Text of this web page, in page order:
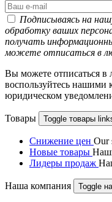
Подписываясь на
обработку ваших
получать
можете отписаться в
Вы можете отписаться
воспользуйтесь
юридическом
Товары Toggle товары
Снижение цен Our
Новые товары
Лидеры продаж
Наша компания Toggle